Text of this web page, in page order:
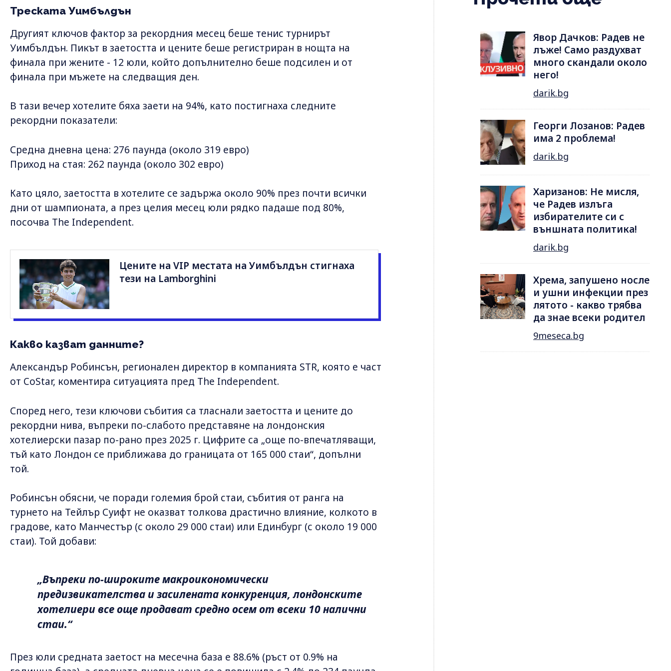
Треската Уимбълдън
Другият ключов фактор за рекордния месец беше тенис турнирът
Уимбълдън. Пикът в заетостта и цените беше регистриран в нощта на
финала при жените - 12 юли, който допълнително беше подсилен и от
финала при мъжете на следващия ден.
В тази вечер хотелите бяха заети на 94%, като постигнаха следните
рекордни показатели:
Средна дневна цена: 276 паунда (около 319 евро)
Приход на стая: 262 паунда (около 302 евро)
Като цяло, заетостта в хотелите се задържа около 90% през почти всички
дни от шампионата, а през целия месец юли рядко падаше под 80%,
посочва The Independent.
Цените на VIP местата на Уимбълдън стигнаха
тези на Lamborghini
Какво казват данните?
Александър Робинсън, регионален директор в компанията STR, която е част
от CoStar, коментира ситуацията пред The Independent.
Според него, тези ключови събития са тласнали заетостта и цените до
рекордни нива, въпреки по-слабото представяне на лондонския
хотелиерски пазар по-рано през 2025 г. Цифрите са „още по-впечатляващи,
тъй като Лондон се приближава до границата от 165 000 стаи“, допълни
той.
Робинсън обясни, че поради големия брой стаи, събития от ранга на
турнето на Тейлър Суифт не оказват толкова драстично влияние, колкото в
градове, като Манчестър (с около 29 000 стаи) или Единбург (с около 19 000
стаи). Той добави:
„Въпреки по-широките макроикономически
предизвикателства и засилената конкуренция, лондонските
хотелиери все още продават средно осем от всеки 10 налични
стаи.“
През юли средната заетост на месечна база е 88.6% (ръст от 0.9% на
Явор Дачков: Радев не
лъже! Само раздухват
много скандали около
него!
darik.bg
Георги Лозанов: Радев
има 2 проблема!
darik.bg
Харизанов: Не мисля,
че Радев излъга
избирателите си с
външната политика!
darik.bg
Хрема, запушено носле
и ушни инфекции през
лятотo - какво трябва
да знае всеки родител
9meseca.bg